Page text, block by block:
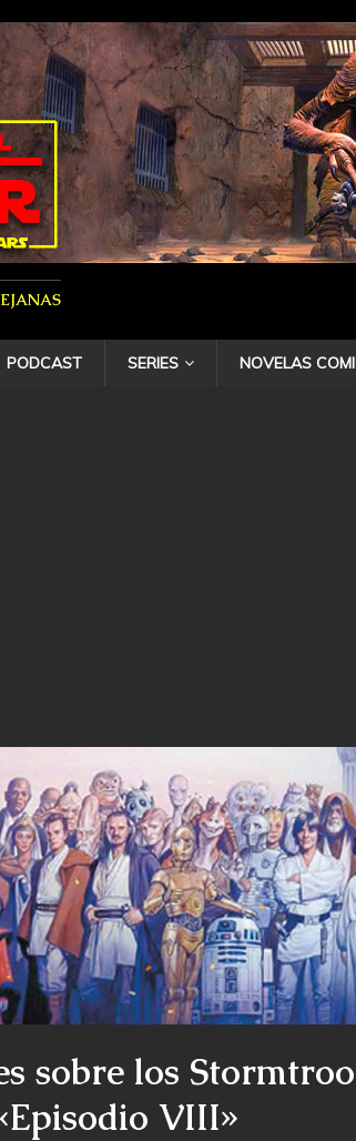
PODCAST SERIES NOVELAS
sobre los
VIII»